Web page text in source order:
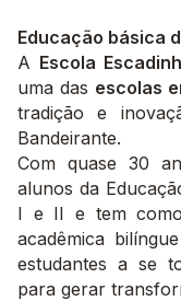
Educação básica
A Escola
uma das escolas
tradição e
Bandeirante.
Com quase 30
alunos da
I e II e tem
acadêmica
estudantes a se
para gerar